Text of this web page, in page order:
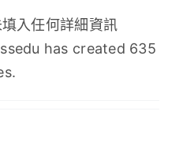
入任何詳細資訊
has created 635